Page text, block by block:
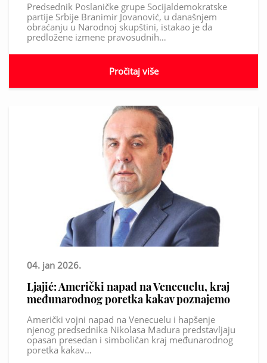
Predsednik Poslaničke grupe Socijaldemokratske
partije Srbije Branimir Jovanović, u današnjem
obraćanju u Narodnoj skupštini, istakao je da
predložene izmene pravosudnih…
Pročitaj više
04. jan 2026.
Ljajić: Američki napad na Venecuelu, kraj
međunarodnog poretka kakav poznajemo
Američki vojni napad na Venecuelu i hapšenje
njenog predsednika Nikolasa Madura predstavljaju
opasan presedan i simboličan kraj međunarodnog
poretka kakav…